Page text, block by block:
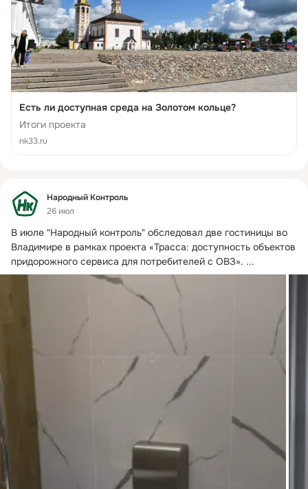
Есть ли доступная среда на Золотом кольце?
Итоги проекта
nk33.ru
Фид
Народный Контроль
26 июл
В июле "Народный контроль" обследовал две гостиницы во
Владимире в рамках проекта «Трасса: доступность объектов
придорожного сервиса для потребителей с ОВЗ». ...